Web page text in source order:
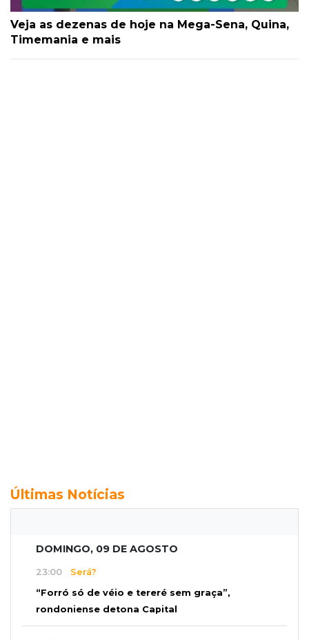
Veja as dezenas de hoje na Mega-Sena, Quina,
Timemania e mais
Últimas Notícias
DOMINGO, 09 DE AGOSTO
23:00 Será?
“Forró só de véio e tereré sem graça”,
rondoniense detona Capital